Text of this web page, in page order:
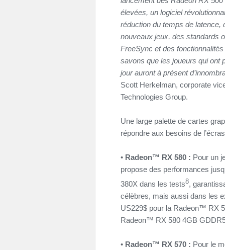
élevées, un logiciel
réduction du temps de latence,
nouveaux jeux, des standards
FreeSync et des
savons que les joueurs qui ont
jour auront à présent
Scott Herkelman, corporate
Technologies Group.
Une large palette de cartes
répondre aux besoins de
• Radeon™ RX 580 : Pour un
propose des performances
380X dans les tests8,
célèbres, mais aussi dans les
US229$ pour la Radeon™ RX
Radeon™ RX 580 4GB
• Radeon™ RX 570 : Pour le